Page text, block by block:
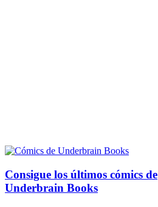
Consigue los últimos cómics de
Underbrain Books